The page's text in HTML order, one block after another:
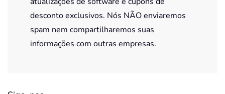
desconto exclusivos. Nós NÃO enviaremos
spam nem compartilharemos suas
informações com outras empresas.